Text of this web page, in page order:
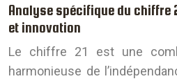
Analyse spécifique du chiffre
et innovation
Le chiffre 21 est une
harmonieuse de